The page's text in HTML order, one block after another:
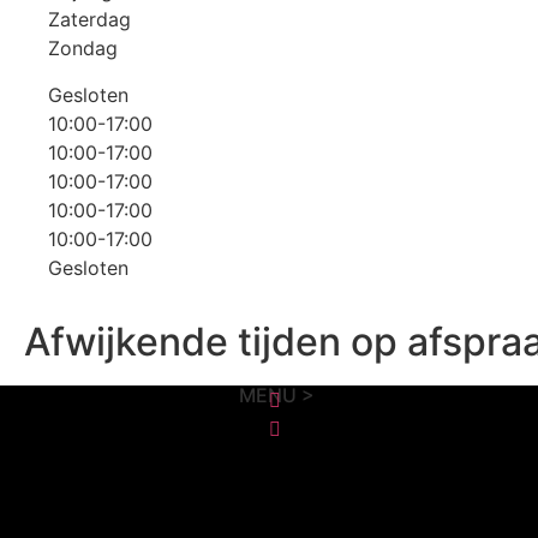
Zaterdag
Zondag
Gesloten
10:00-17:00
10:00-17:00
10:00-17:00
10:00-17:00
10:00-17:00
Gesloten
Afwijkende tijden op
MENU >